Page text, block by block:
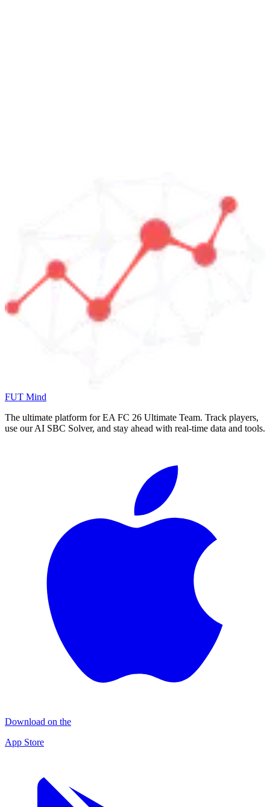
FUT Mind
The ultimate platform for EA FC 26 Ultimate Team. Track players,
use our AI SBC Solver, and stay ahead with real-time data and tools.
Download on the
App Store